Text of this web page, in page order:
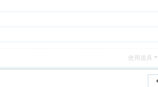
使用道具